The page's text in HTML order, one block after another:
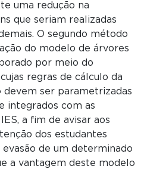
uma redução na
que seriam realizadas
O segundo método
do modelo de árvores
por meio do
regras de cálculo da
devem ser parametrizadas
integrados com as
a fim de avisar aos
dos estudantes
de um determinado
a vantagem deste modelo